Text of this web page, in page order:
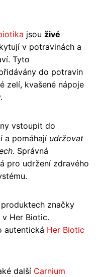
jsou živé
v potravinách a
Tyto
do potravin
zelí, kvašené nápoje
vstoupit do
a pomáhají udržovat
. Správná
pro udržení zdravého
značky
v Her Biotic.
autentická Her Biotic
další Carnium